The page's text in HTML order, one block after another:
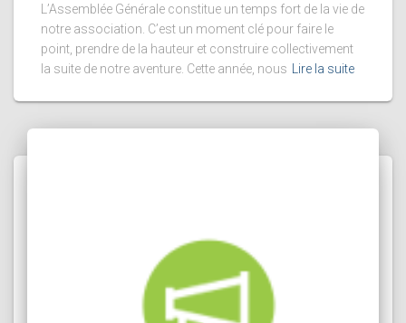
L’Assemblée Générale constitue un temps fort de la vie de
notre association. C’est un moment clé pour faire le
point, prendre de la hauteur et construire collectivement
la suite de notre aventure. Cette année, nous Lire la suite